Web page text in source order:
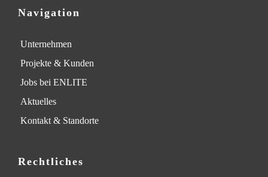
Navigation
Unternehmen
Projekte & Kunden
Jobs bei ENLITE
Aktuelles
Kontakt & Standorte
Rechtliches